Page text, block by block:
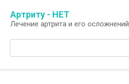
контенту
Артриту - НЕТ
Лечение артрита и его осложнений